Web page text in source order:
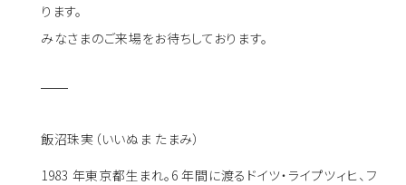
ります。
みなさまのご来場をお待ちしております。
飯沼珠実（いいぬま たまみ）
1983 年東京都生まれ。6 年間に渡るドイツ・ライプツィヒ、フ